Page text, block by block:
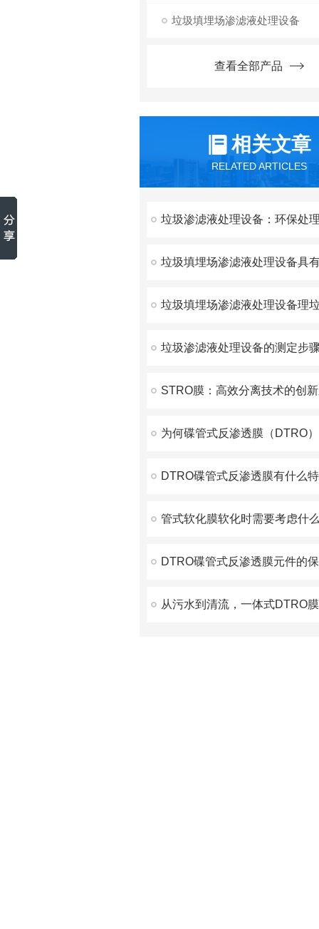
垃圾填埋场渗滤液处理设备
查看全部产品
相关文章
RELATED ARTICLES
STRO膜：高效分离技术的创
DTRO碟管式反渗透膜有什么
管式软化膜软化时需要考虑什